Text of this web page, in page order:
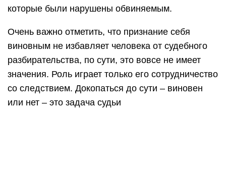
которые были нарушены обвиняемым.
Очень важно отметить, что признание себя
виновным не избавляет человека от судебного
разбирательства, по сути, это вовсе не имеет
значения. Роль играет только его сотрудничество
со следствием. Докопаться до сути – виновен
или нет – это задача судьи